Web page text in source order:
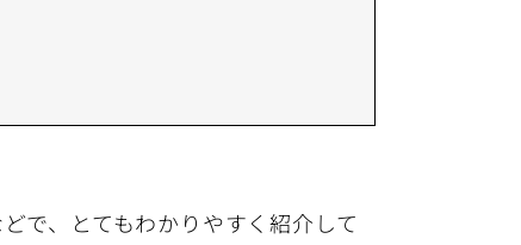
で、とてもわかりやすく紹介して